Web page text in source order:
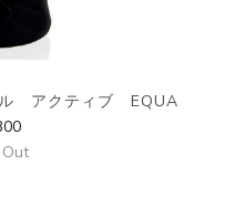
アクティブ EQUA